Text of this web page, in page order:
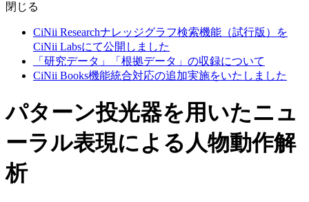
閉じる
CiNii Researchナレッジグラフ検索機能（試行版）を
CiNii Labsにて公開しました
「研究データ」「根拠データ」の収録について
CiNii Books機能統合対応の追加実施をいたしました
パターン投光器を用いたニュ
ーラル表現による人物動作解
析